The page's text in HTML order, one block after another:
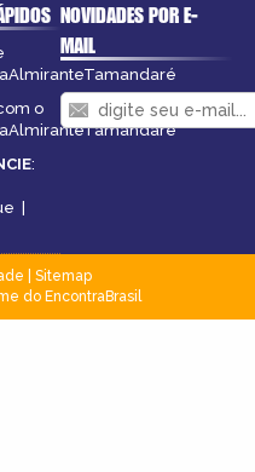
o
:
|
NOVIDADES POR E-
MAIL
Sitemap
do EncontraBrasil